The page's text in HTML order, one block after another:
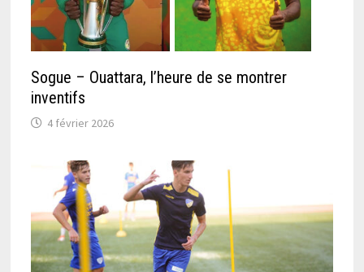
Sogue – Ouattara, l’heure de se montrer
inventifs
4 février 2026